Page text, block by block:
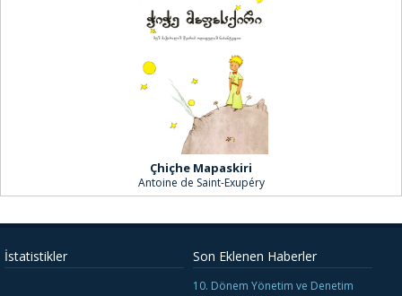
Çhiçhe Mapaskiri
Antoine de Saint-Exupéry
İstatistikler Son Eklenen Haberler
10. Dönem Yönetim ve Denetim